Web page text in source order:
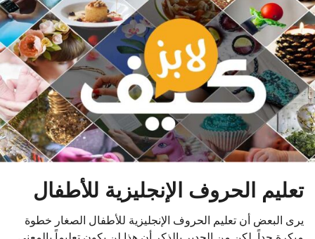
ا
ت
م
ن
ذ
تعليم الحروف الإنجليزية للأطفال
يرى البعض أن تعليم الحروف الإنجليزية للأطفال الصغار خطوة